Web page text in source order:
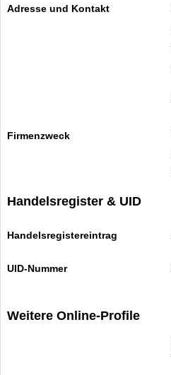
Adresse und Kontakt
Firmenzweck
Handelsregister & UID
Handelsregistereintrag
UID-Nummer
Weitere Online-Profile